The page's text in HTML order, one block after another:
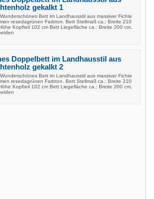
gekalkt 1
Bett im Landhausstil aus massiver Fichte
resedagrünen Farbton. Bett Stellmaß ca.: Breite 210
Kopfteil 102 cm Bett Liegefläche ca.: Breite 200 cm,
Doppelbett im Landhausstil aus
gekalkt 2
Bett im Landhausstil aus massiver Fichte
resedagrünen Farbton. Bett Stellmaß ca.: Breite 210
Kopfteil 102 cm Bett Liegefläche ca.: Breite 200 cm,